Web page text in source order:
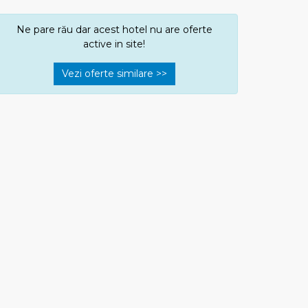
Ne pare rău dar acest hotel nu are oferte
active in site!
Vezi oferte similare >>